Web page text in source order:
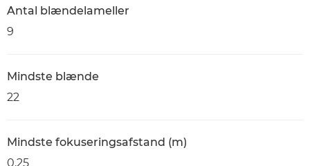
Antal blændelameller
9
Mindste blænde
22
Mindste fokuseringsafstand (m)
0,25